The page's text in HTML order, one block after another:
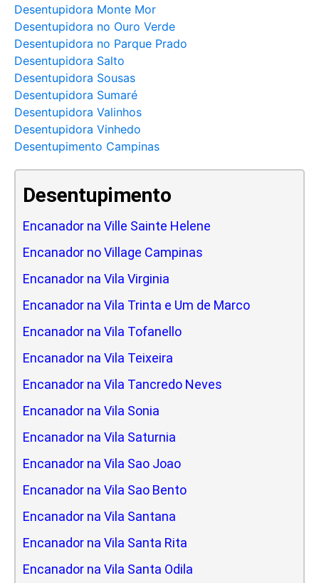
Desentupidora Monte Mor
Desentupidora no Ouro Verde
Desentupidora no Parque Prado
Desentupidora Salto
Desentupidora Sousas
Desentupidora Sumaré
Desentupidora Valinhos
Desentupidora Vinhedo
Desentupimento Campinas
Desentupimento
Encanador na Ville Sainte Helene
Encanador no Village Campinas
Encanador na Vila Virginia
Encanador na Vila Trinta e Um de Marco
Encanador na Vila Tofanello
Encanador na Vila Teixeira
Encanador na Vila Tancredo Neves
Encanador na Vila Sonia
Encanador na Vila Saturnia
Encanador na Vila Sao Joao
Encanador na Vila Sao Bento
Encanador na Vila Santana
Encanador na Vila Santa Rita
Encanador na Vila Santa Odila